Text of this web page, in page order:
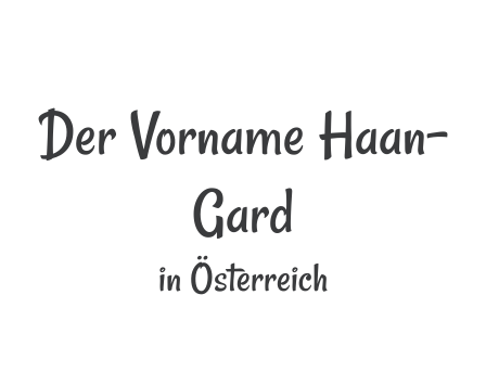
Der Vorname Haan-
Gard
in Österreich